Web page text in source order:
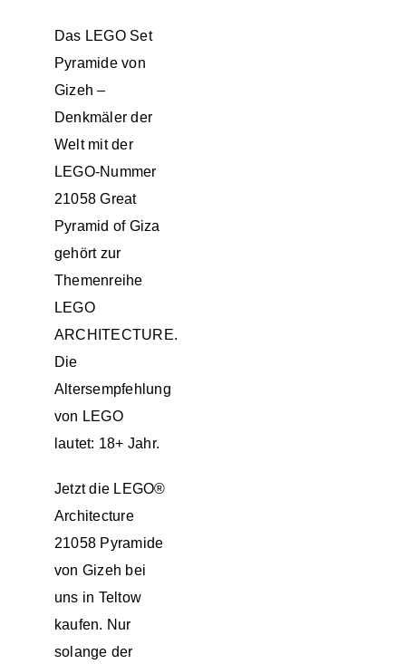
Das LEGO Set
Pyramide von
Gizeh –
Denkmäler der
Welt mit der
LEGO-Nummer
21058 Great
Pyramid of Giza
gehört zur
Themenreihe
LEGO
ARCHITECTURE.
Die
Altersempfehlung
von LEGO
lautet: 18+ Jahr.
Jetzt die LEGO®
Architecture
21058 Pyramide
von Gizeh bei
uns in Teltow
kaufen. Nur
solange der